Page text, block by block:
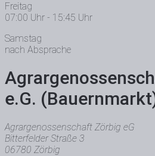
Freitag
07:00 Uhr - 15:45 Uhr
Samstag
nach Absprache
e.G.
Agrargenossenschaft Zörbig eG
Bitterfelder Straße 3
06780 Zörbig